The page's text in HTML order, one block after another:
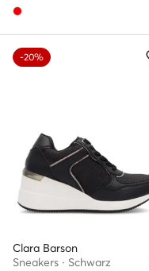
-20%
Clara Barson
Sneakers · Schwarz